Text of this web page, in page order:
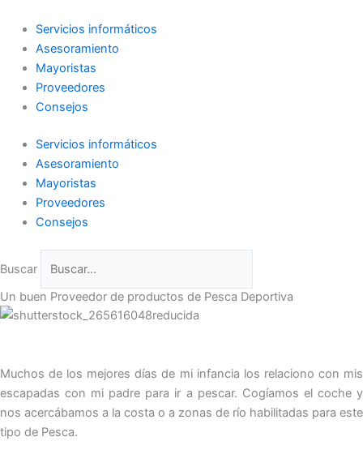
contenido
Servicios informáticos
Asesoramiento
Mayoristas
Proveedores
Consejos
Servicios informáticos
Asesoramiento
Mayoristas
Proveedores
Consejos
Buscar
Un buen Proveedor de productos de Pesca Deportiva
Muchos de los mejores días de mi infancia los relaciono con mis
escapadas con mi padre para ir a pescar. Cogíamos el coche y
nos acercábamos a la costa o a zonas de río habilitadas para este
tipo de Pesca.